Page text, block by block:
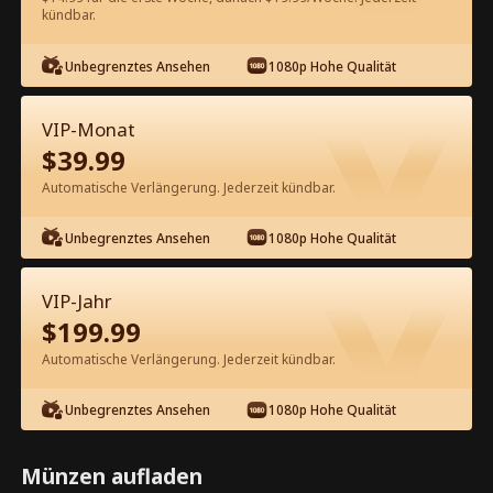
Kostenlos in der App ansehen
Episode 82 - Die Erbin hat ihren
Mann auf die schwarze Liste gesetzt
Kompletter Film
1-50 51-85
81 82 83 84
kündbar.
Unbegrenztes Ansehen 1080p Hohe Qualität
VIP-Monat
$39.99
Automatische Verlängerung. Jederzeit kündbar.
Unbegrenztes Ansehen 1080p Hohe Qualität
VIP-Jahr
$199.99
Automatische Verlängerung. Jederzeit kündbar.
Unbegrenztes Ansehen 1080p Hohe Qualität
Münzen aufladen